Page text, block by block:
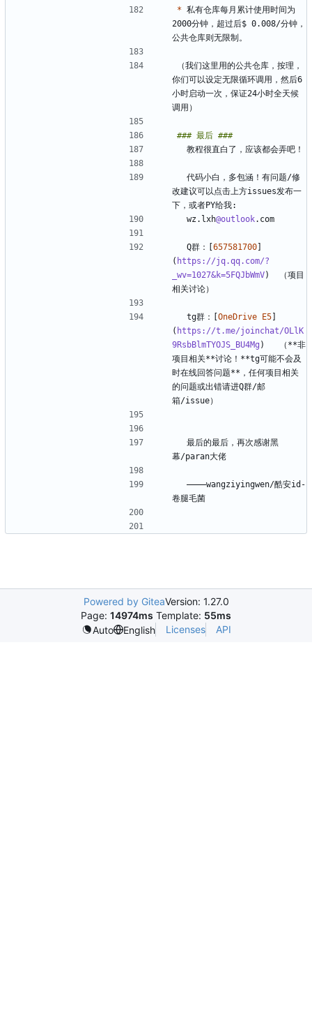
* 私有仓库每月累计使用时间为
2000分钟，超过后$ 0.008/分钟，
（我们这里用的公共仓库，按理，
你们可以设定无限循环调用，然后6
小时启动一次，保证24小时全天候
改建议可以点击上方issues发布一
  wz.lxh
@outlook
  Q群：[
657581700]
( https://jq.qq.com/?
_wv=1027&k=5FQJbWmV)  （项目
  tg群：[
OneDrive E5]
( https://t.me/joinchat/OLlK
9RsbBlmTYOJS_BU4Mg )   （**非
项目相关**讨论！**tg可能不会及
时在线回答问题**，任何项目相关
的问题或出错请进Q群/邮
Powered by GiteaVersion: 1.27.0
Page: 14974ms Template: 55ms
Auto
English Licenses API